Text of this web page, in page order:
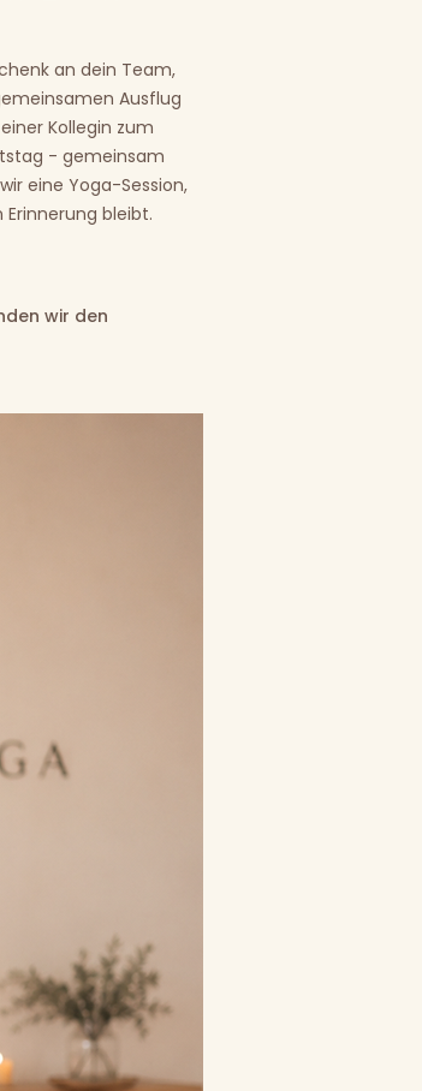
an dein Team,
Ausflug
Kollegin zum
- gemeinsam
eine Yoga-Session,
Erinnerung bleibt.
wir den